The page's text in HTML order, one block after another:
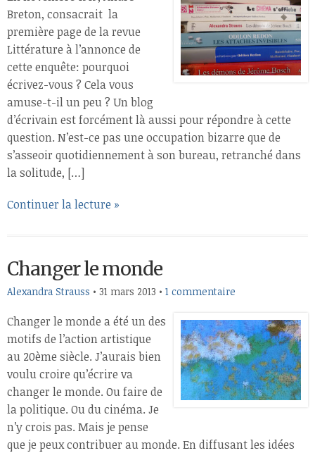
Breton, consacrait la
première page de la revue
Littérature à l’annonce de
cette enquête: pourquoi
écrivez-vous ? Cela vous
amuse-t-il un peu ? Un blog
d’écrivain est forcément là aussi pour répondre à cette
question. N’est-ce pas une occupation bizarre que de
s’asseoir quotidiennement à son bureau, retranché dans
la solitude, […]
Continuer la lecture »
Changer le monde
Alexandra Strauss • 31 mars 2013 • 1 commentaire
Changer le monde a été un des
motifs de l’action artistique
au 20ème siècle. J’aurais bien
voulu croire qu’écrire va
changer le monde. Ou faire de
la politique. Ou du cinéma. Je
n’y crois pas. Mais je pense
que je peux contribuer au monde. En diffusant les idées